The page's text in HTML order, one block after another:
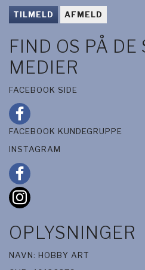
TILMELD AFMELD
FIND OS PÅ DE
MEDIER
FACEBOOK SIDE
FACEBOOK KUNDEGRUPPE
INSTAGRAM
OPLYSNINGER
NAVN: HOBBY ART